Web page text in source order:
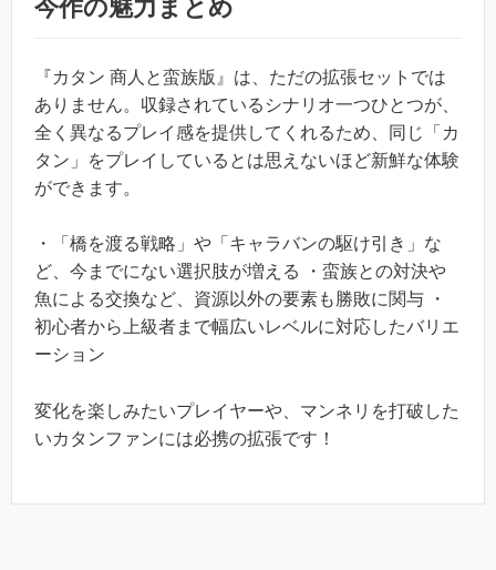
今作の魅力まとめ
『カタン 商人と蛮族版』は、ただの拡張セットでは
ありません。収録されているシナリオ一つひとつが、
全く異なるプレイ感を提供してくれるため、同じ「カ
タン」をプレイしているとは思えないほど新鮮な体験
ができます。
・「橋を渡る戦略」や「キャラバンの駆け引き」な
ど、今までにない選択肢が増える ・蛮族との対決や
魚による交換など、資源以外の要素も勝敗に関与 ・
初心者から上級者まで幅広いレベルに対応したバリエ
ーション
変化を楽しみたいプレイヤーや、マンネリを打破した
いカタンファンには必携の拡張です！